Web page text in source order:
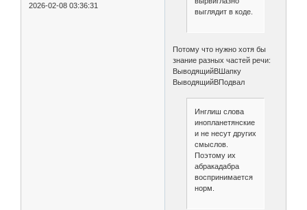
2026-02-08 03:36:31
выглядит в коде.
Потому что нужно хотя бы
знание разных частей речи:
ВыводящийВШапку
ВыводящийВПодвал
Инглиш слова
инопланетянские
и не несут других
смыслов.
Поэтому их
абракадабра
воспринимается
норм.